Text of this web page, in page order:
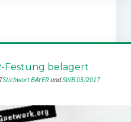
Festung belagert
Stichwort BAYER und SWB 03/2017